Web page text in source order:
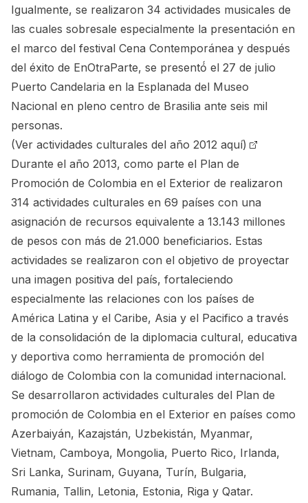
Igualmente, se realizaron 34 actividades musicales de
las cuales sobresale especialmente la presentación en
el marco del festival Cena Contemporánea y después
del éxito de EnOtraParte, se presentó́ el 27 de julio
Puerto Candelaria en la Esplanada del Museo
Nacional en pleno centro de Brasilia ante seis mil
personas.
(Ver actividades culturales del año 2012 aquí)
Durante el año 2013, como parte el Plan de
Promoción de Colombia en el Exterior de realizaron
314 actividades culturales en 69 países con una
asignación de recursos equivalente a 13.143 millones
de pesos con más de 21.000 beneficiarios. Estas
actividades se realizaron con el objetivo de proyectar
una imagen positiva del país, fortaleciendo
especialmente las relaciones con los países de
América Latina y el Caribe, Asia y el Pacifico a través
de la consolidación de la diplomacia cultural, educativa
y deportiva como herramienta de promoción del
diálogo de Colombia con la comunidad internacional.
Se desarrollaron actividades culturales del Plan de
promoción de Colombia en el Exterior en países como
Azerbaiyán, Kazajstán, Uzbekistán, Myanmar,
Vietnam, Camboya, Mongolia, Puerto Rico, Irlanda,
Sri Lanka, Surinam, Guyana, Turín, Bulgaria,
Rumania, Tallin, Letonia, Estonia, Riga y Qatar.